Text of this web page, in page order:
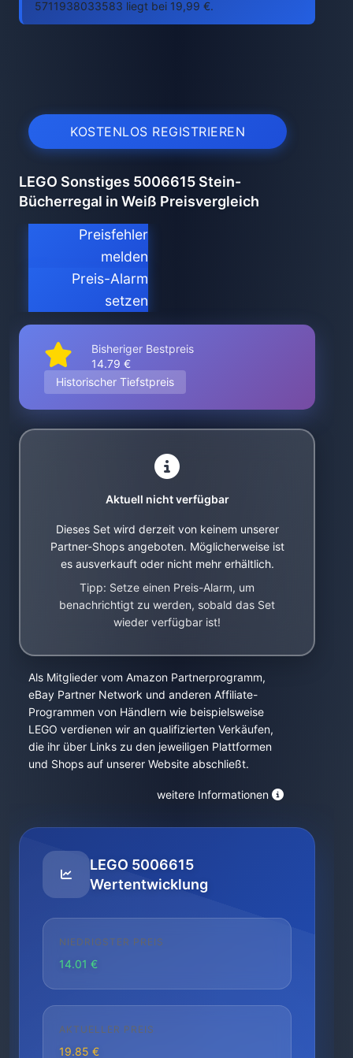
5711938033583 liegt bei 19,99 €.
KOSTENLOS REGISTRIEREN
LEGO Sonstiges 5006615 Stein-
Bücherregal in Weiß Preisvergleich
Preisfehler
melden
Preis-Alarm
setzen
Bisheriger Bestpreis
14.79 €
Historischer Tiefstpreis
Aktuell nicht verfügbar
Dieses Set wird derzeit von keinem unserer
Partner-Shops angeboten. Möglicherweise ist
es ausverkauft oder nicht mehr erhältlich.
Tipp: Setze einen Preis-Alarm, um
benachrichtigt zu werden, sobald das Set
wieder verfügbar ist!
Als Mitglieder vom Amazon Partnerprogramm,
eBay Partner Network und anderen Affiliate-
Programmen von Händlern wie beispielsweise
LEGO verdienen wir an qualifizierten Verkäufen,
die ihr über Links zu den jeweiligen Plattformen
und Shops auf unserer Website abschließt.
weitere Informationen
LEGO 5006615
Wertentwicklung
NIEDRIGSTER PREIS
14.01 €
AKTUELLER PREIS
19.85 €